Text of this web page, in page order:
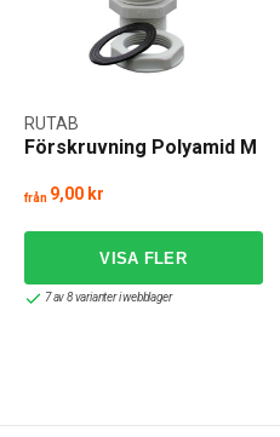
Förskruvning Polyamid M
RUTAB
från 9,00 kr
7 av 8 varianter i webblager